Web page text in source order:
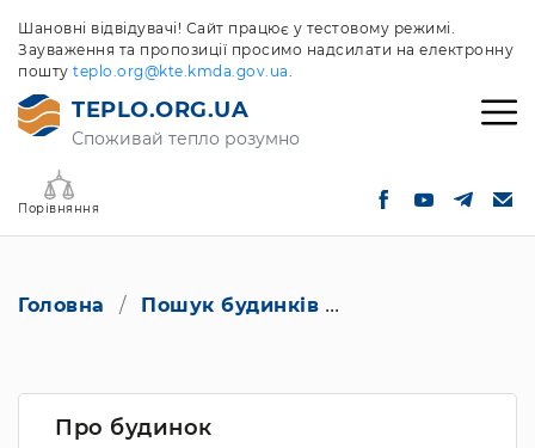
Шановні відвідувачі! Сайт працює у тестовому режимі.
Зауваження та пропозиції просимо надсилати на електронну
пошту teplo.org@kte.kmda.gov.ua.
TEPLO.ORG.UA
Споживай тепло розумно
Порівняння
Головна Пошук будинків
Про будинок